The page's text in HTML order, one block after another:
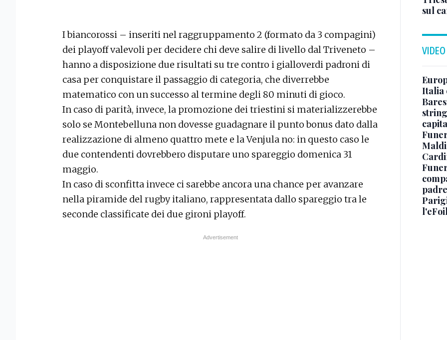
I biancorossi – inseriti nel raggruppamento 2 (formato da 3 compagini)
dei playoff valevoli per decidere chi deve salire di livello dal Triveneto –
hanno a disposizione due risultati su tre contro i gialloverdi padroni di
casa per conquistare il passaggio di categoria, che diverrebbe
matematico con un successo al termine degli 80 minuti di gioco.
In caso di parità, invece, la promozione dei triestini si materializzerebbe
solo se Montebelluna non dovesse guadagnare il punto bonus dato dalla
realizzazione di almeno quattro mete e la Venjula no: in questo caso le
due contendenti dovrebbero disputare uno spareggio domenica 31
maggio.
In caso di sconfitta invece ci sarebbe ancora una chance per avanzare
nella piramide del rugby italiano, rappresentata dallo spareggio tra le
seconde classificate dei due gironi playoff.
sul
VIDEO
Italia